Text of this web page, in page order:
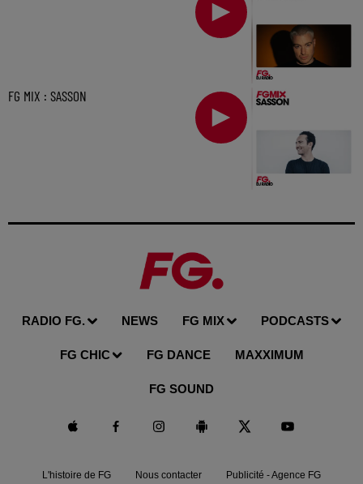
FG MIX : SASSON
RADIO FG. NEWS FG MIX PODCASTS
FG CHIC FG DANCE MAXXIMUM
FG SOUND
L'histoire de FG Nous contacter Publicité - Agence FG